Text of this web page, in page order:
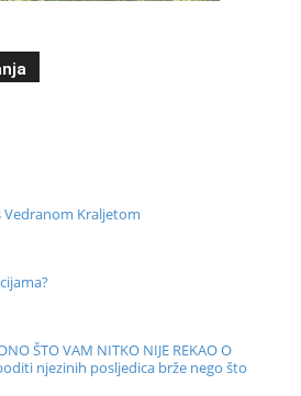
Vedranom Kraljetom
ŠTO VAM NITKO NIJE REKAO O
njezinih posljedica brže nego što